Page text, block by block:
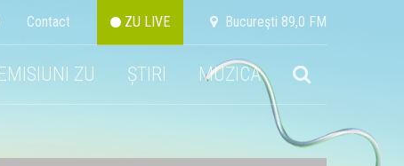
Contact ZU LIVE Bucureşti 89,0 FM
EMISIUNI ZU ȘTIRI MUZICA